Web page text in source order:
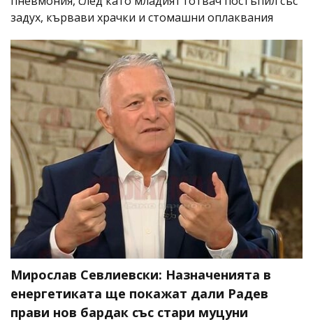
задух, кървави храчки и стомашни оплаквания
Мирослав Севлиевски: Назначенията в
енергетиката ще покажат дали Радев
прави нов бардак със стари муцуни